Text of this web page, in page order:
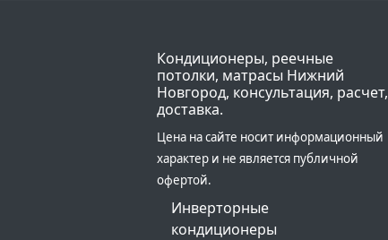
Кондиционеры, реечные
потолки, матрасы Нижний
Новгород, консультация, расчет,
доставка.
Цена на сайте носит информационный
характер и не является публичной
офертой.
Инверторные
кондиционеры